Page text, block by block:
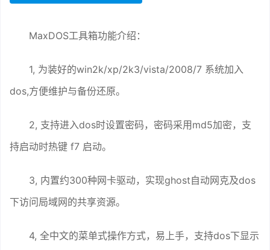
MaxDOS工具箱功能介绍：
1, 为装好的win2k/xp/2k3/vista/2008/7 系统加入
dos,方便维护与备份还原。
2, 支持进入dos时设置密码，密码采用md5加密，支
持启动时热键 f7 启动。
3, 内置约300种网卡驱动，实现ghost自动网克及dos
下访问局域网的共享资源。
4, 全中文的菜单式操作方式，易上手，支持dos下显示